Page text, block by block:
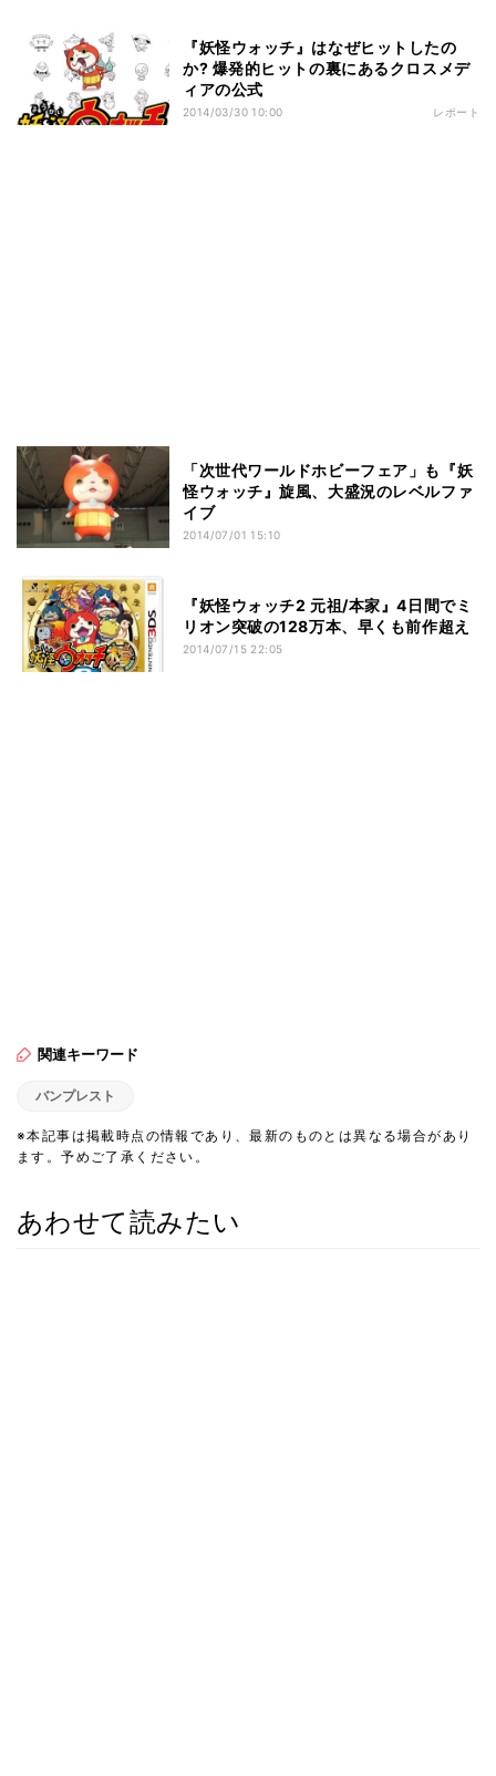
『妖怪ウォッチ』はなぜヒットしたの
か? 爆発的ヒットの裏にあるクロスメデ
ィアの公式
2014/03/30 10:00 レポート
「次世代ワールドホビーフェア」も『妖
怪ウォッチ』旋風、大盛況のレベルファ
イブ
2014/07/01 15:10
『妖怪ウォッチ2 元祖/本家』4日間でミ
リオン突破の128万本、早くも前作超え
2014/07/15 22:05
関連キーワード
バンプレスト
※本記事は掲載時点の情報であり、最新のものとは異なる場合があり
ます。予めご了承ください。
あわせて読みたい